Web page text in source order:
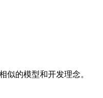
似的模型和开发理念。